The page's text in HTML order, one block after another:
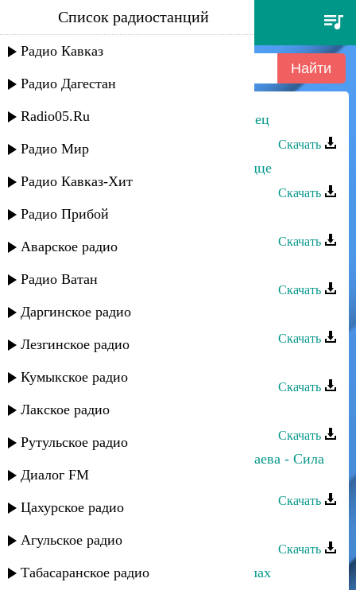
руслан рамазанов - я лакец-
кулинец
Список радиостанций
Радио Кавказ
Радио Дагестан
Radio05.Ru
Радио Мир
Радио Кавказ-Хит
Радио Прибой
Аварское радио
Радио Ватан
Даргинское радио
Лезгинское радио
Кумыкское радио
Лакское радио
Рутульское радио
Диалог FM
Цахурское радио
Агульское радио
Табасаранское радио
Руслан Рамазанов - Я Лакец-кулинец
Скачать
Руслан Рамазанов - Ты в моем сердце
Скачать
Руслан Рамазанов - Все для тебя
Скачать
Скачать
Руслан Рамазанов - Прости
Скачать
Скачать
Руслан Рамазанов - Аромат любви
Скачать
Руслан Рамазанов и Нурианна Калаева - Сила
любви
Скачать
Скачать
Руслан Гасанов - Ла илаха ила Аллах